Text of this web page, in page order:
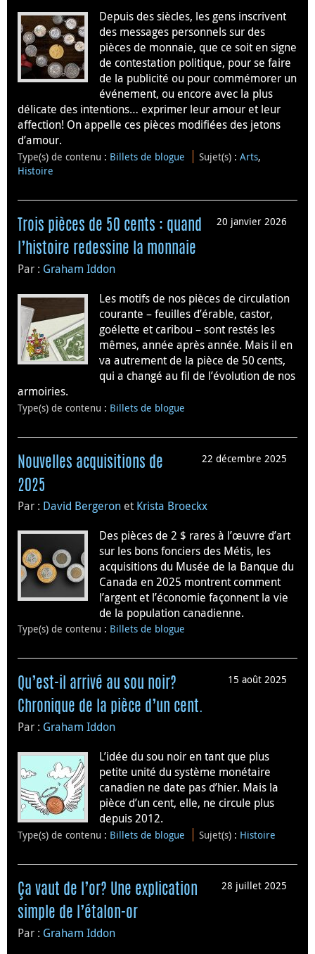
Depuis des siècles, les gens inscrivent
des messages personnels sur des
pièces de monnaie, que ce soit en signe
de contestation politique, pour se faire
de la publicité ou pour commémorer un
événement, ou encore avec la plus
délicate des intentions… exprimer leur amour et leur
affection! On appelle ces pièces modifiées des jetons
d’amour.
Type(s) de contenu : Billets de blogue Sujet(s) :Arts,
Histoire
20 janvier 2026
Trois pièces de 50 cents : quand
l’histoire redessine la monnaie
Par : Graham Iddon
Les motifs de nos pièces de circulation
courante – feuilles d’érable, castor,
goélette et caribou – sont restés les
mêmes, année après année. Mais il en
va autrement de la pièce de 50 cents,
qui a changé au fil de l’évolution de nos
armoiries.
Type(s) de contenu : Billets de blogue
22 décembre 2025
Nouvelles acquisitions de
2025
Par : David Bergeron et Krista Broeckx
Des pièces de 2 $ rares à l’œuvre d’art
sur les bons fonciers des Métis, les
acquisitions du Musée de la Banque du
Canada en 2025 montrent comment
l’argent et l’économie façonnent la vie
de la population canadienne.
Type(s) de contenu : Billets de blogue
15 août 2025
Qu’est-il arrivé au sou noir?
Chronique de la pièce d’un cent.
Par : Graham Iddon
L’idée du sou noir en tant que plus
petite unité du système monétaire
canadien ne date pas d’hier. Mais la
pièce d’un cent, elle, ne circule plus
depuis 2012.
Type(s) de contenu : Billets de blogue Sujet(s) : Histoire
28 juillet 2025
Ça vaut de l’or? Une explication
simple de l’étalon-or
Par : Graham Iddon